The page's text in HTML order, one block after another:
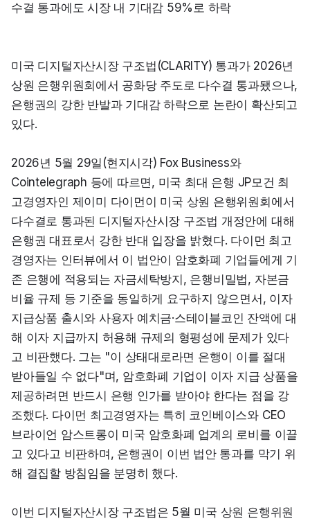
수결 통과에도 시장 내 기대감 59%로 하락
미국 디지털자산시장 구조법(CLARITY) 통과가 2026년
상원 은행위원회에서 공화당 주도로 다수결 통과됐으나,
은행권의 강한 반발과 기대감 하락으로 논란이 확산되고
있다.
2026년 5월 29일(현지시각) Fox Business와
Cointelegraph 등에 따르면, 미국 최대 은행 JP모건 최
고경영자인 제이미 다이먼이 미국 상원 은행위원회에서
다수결로 통과된 디지털자산시장 구조법 개정안에 대해
은행권 대표로서 강한 반대 입장을 밝혔다. 다이먼 최고
경영자는 인터뷰에서 이 법안이 암호화폐 기업들에게 기
존 은행에 적용되는 자금세탁방지, 은행비밀법, 자본금
비율 규제 등 기준을 동일하게 요구하지 않으면서, 이자
지급상품 출시와 사용자 예치금·스테이블코인 잔액에 대
해 이자 지급까지 허용해 규제의 형평성에 문제가 있다
고 비판했다. 그는 "이 상태대로라면 은행이 이를 절대
받아들일 수 없다"며, 암호화폐 기업이 이자 지급 상품을
제공하려면 반드시 은행 인가를 받아야 한다는 점을 강
조했다. 다이먼 최고경영자는 특히 코인베이스와 CEO
브라이언 암스트롱이 미국 암호화폐 업계의 로비를 이끌
고 있다고 비판하며, 은행권이 이번 법안 통과를 막기 위
해 결집할 방침임을 분명히 했다.
이번 디지털자산시장 구조법은 5월 미국 상원 은행위원